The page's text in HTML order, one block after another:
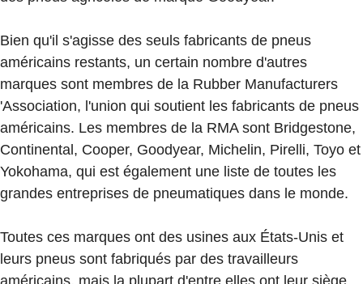
Bien qu'il s'agisse des seuls fabricants de pneus
américains restants, un certain nombre d'autres
marques sont membres de la Rubber Manufacturers
'Association, l'union qui soutient les fabricants de pneus
américains. Les membres de la RMA sont Bridgestone,
Continental, Cooper, Goodyear, Michelin, Pirelli, Toyo et
Yokohama, qui est également une liste de toutes les
grandes entreprises de pneumatiques dans le monde.
Toutes ces marques ont des usines aux États-Unis et
leurs pneus sont fabriqués par des travailleurs
américains, mais la plupart d'entre elles ont leur siège